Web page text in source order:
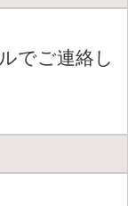
でご連絡し